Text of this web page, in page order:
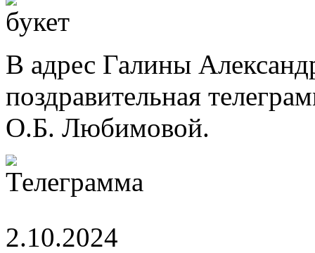
В адрес Галины
поздравительная
О.Б. Любимовой.
2.10.2024